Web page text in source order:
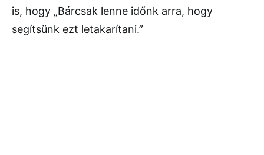
is, hogy „Bárcsak lenne időnk arra, hogy
segítsünk ezt letakarítani.”